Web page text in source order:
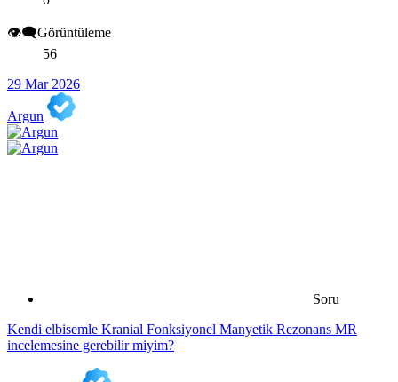
👁️‍🗨️Görüntüleme
56
29 Mar 2026
Argun
Soru
Kendi elbisemle Kranial Fonksiyonel Manyetik Rezonans MR
incelemesine gerebilir miyim?